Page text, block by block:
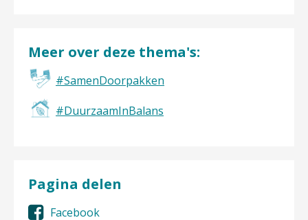
Meer over deze thema's:
#SamenDoorpakken
#DuurzaamInBalans
Pagina delen
Facebook